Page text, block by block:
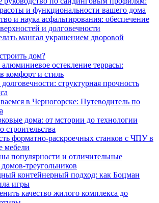
и функциональности вашего дома
и наука асфальтирования: обеспечение
и долговечности
мангал украшением дворовой
дом?
алюминиевое остекление террасы:
комфорт и стиль
структурная прочность
в Черногорске: Путеводитель по
дома: от мстории до технологии
строительства
форматно-раскроечных станков с ЧПУ в
мебели
популярности и отличительные
треугольников
контейнерный подход: как Боцман
игры
качество жилого комплекса до